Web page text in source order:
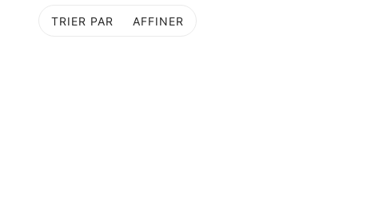
TRIER PAR AFFINER